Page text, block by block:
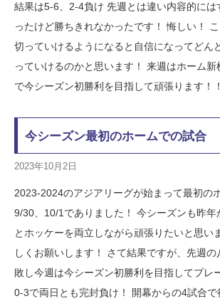
結果は5-6、2-4負け 先週とは違い内容的には
ったけど勝ちきれなかったです！ 悔しい！
切っていけるようになると自信になってどん
っていけるのかと思います！ 来週はホーム
で今シーズン初勝利を目指して頑張ります！！
今シーズン最初のホームでの試合
2023年10月2日
2023-2024のアジアリーグが始まって最初の
9/30、10/1でありました！ 今シーズンも昨年
とホッケーを両立しながら頑張りたいと思い
しくお願いします！ さて結果ですが、先週
敗し今週は今シーズン初勝利を目指してプレ
0-3で両日とも完封負け！ 開幕からの4試合